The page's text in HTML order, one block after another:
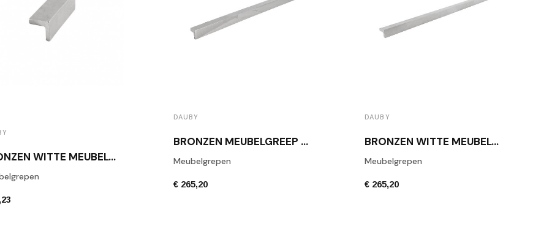
BRONZEN WITTE MEUBELGREEP DAUBY PML 64 WBS
DAUBY
BRONZEN MEUBELGREEP WIT DAUBY PML 700 WB
Meubelgrepen
€ 265,20
DAUBY
BRONZEN WITTE MEUBELGREEP DAUBY PML 700 WBS
Meubelgrepen
€ 265,20